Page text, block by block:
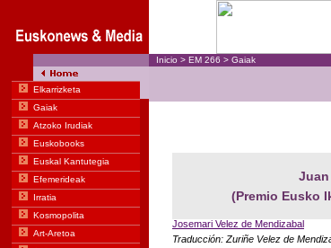
Juan
(Premio Eusko
Josemari Velez de Mendizabal
Traducción: Zuriñe Velez de
Inicio > EM 266 > Gaiak